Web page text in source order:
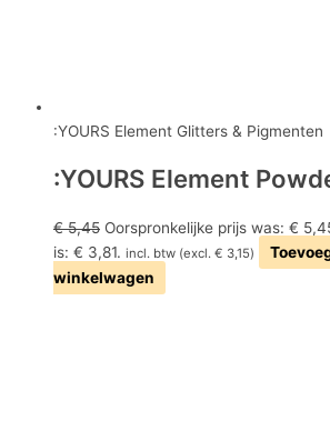
:YOURS Element Glitters & Pigmenten
:YOURS Element
€5,45 Oorspronkelijke prijs was: €
is: € 3,81. incl. btw (excl. € 3,15)
winkelwagen